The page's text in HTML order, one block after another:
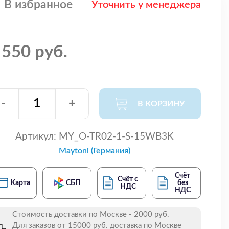
В избранное Уточнить у менеджера
руб.
- + В КОРЗИНУ
Артикул: MY_O-TR02-1-S-15WB3K
Maytoni (Германия)
Карта СБП
Счёт с
НДС
Счёт
без
НДС
Стоимость доставки по Москве - 2000 руб.
Для заказов от 15000 руб. доставка по Москве